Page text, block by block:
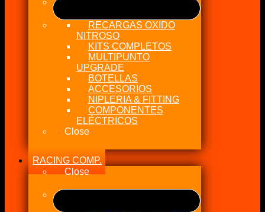
RECARGAS OXIDO
NITROSO
KITS COMPLETOS
MULTIPUNTO
UPGRADE
BOTELLAS
ACCESORIOS
NIPLERIA & FITTING
COMPONENTES
ELÉCTRICOS
Close
RACING COMP.
Close